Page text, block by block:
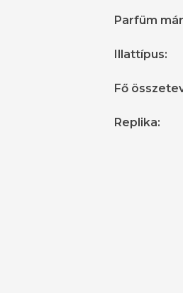
Parfüm
Illattípus:
Fő
Replika: